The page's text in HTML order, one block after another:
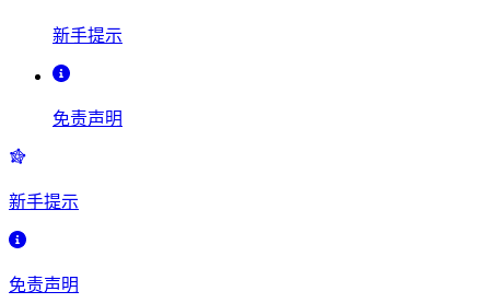
新手提示
免责声明
新手提示
免责声明